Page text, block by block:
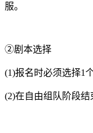
服。
②剧本选择
(1)报名时必须选择1
(2)在自由组队阶段结